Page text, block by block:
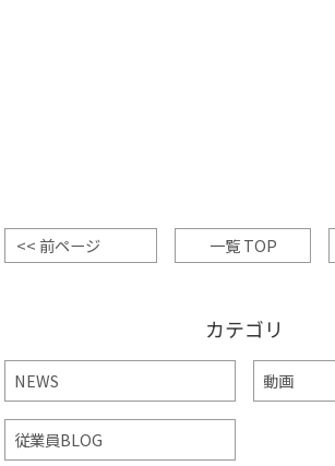
<< 前ページ 一覧 TOP
カテゴリ
NEWS 動画
従業員BLOG